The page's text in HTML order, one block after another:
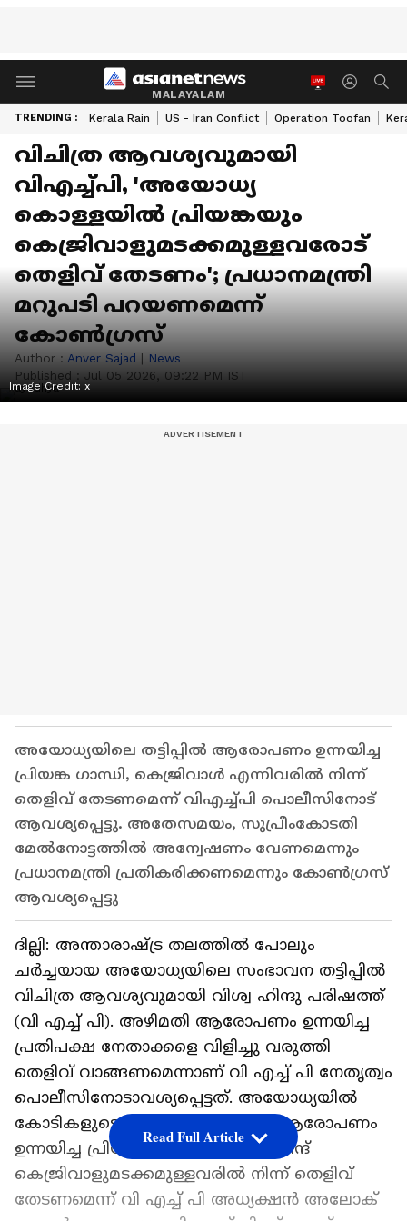
MALAYALAM
TRENDING : Kerala Rain US - Iran Conflict Operation Toofan
വിചിത്ര ആവശ്യവുമായി
വിഎച്ച്പി, 'അയോധ്യ
കൊള്ളയിൽ പ്രിയങ്കയും
കെജ്രിവാളുമടക്കമുള്ളവരോട്
തെളിവ് തേടണം'; പ്രധാനമന്ത്രി
മറുപടി പറയണമെന്ന്
കോൺഗ്രസ്
Author : Anver Sajad | News
Published : Jul 05 2026, 09:22 PM IST
Image Credit: x
അയോധ്യയിലെ തട്ടിപ്പിൽ ആരോപണം ഉന്നയിച്ച
പ്രിയങ്ക ഗാന്ധി, കെജ്രിവാൾ എന്നിവരിൽ നിന്ന്
തെളിവ് തേടണമെന്ന് വിഎച്ച്പി പൊലീസിനോട്
ആവശ്യപ്പെട്ടു. അതേസമയം, സുപ്രീംകോടതി
മേൽനോട്ടത്തിൽ അന്വേഷണം വേണമെന്നും
പ്രധാനമന്ത്രി പ്രതികരിക്കണമെന്നും കോൺഗ്രസ്
ആവശ്യപ്പെട്ടു
ദില്ലി: അന്താരാഷ്ട്ര തലത്തില്‍ പോലും
ചര്‍ച്ചയായ അയോധ്യയിലെ സംഭാവന തട്ടിപ്പില്‍
വിചിത്ര ആവശ്യവുമായി വിശ്വ ഹിന്ദു പരിഷത്ത്
(വി എച്ച് പി). അഴിമതി ആരോപണം ഉന്നയിച്ച
പ്രതിപക്ഷ നേതാക്കളെ വിളിച്ചു വരുത്തി
തെളിവ് വാങ്ങണമെന്നാണ് വി എച്ച് പി നേതൃത്വം
പൊലീസിനോടാവശ്യപ്പെട്ടത്. അയോധ്യയിൽ
കോടികളുടെ തട്ടിപ്പ് നടന്നുവെന്ന് ആരോപണം
ഉന്നയിച്ച പ്രിയങ്ക ഗാന്ധിയും അരവിന്ദ്
കെജ്രിവാളുമടക്കമുള്ളവരിൽ നിന്ന് തെളിവ്
തേടണമെന്ന് വി എച്ച് പി അധ്യക്ഷന്‍ അലോക്
Read Full Article